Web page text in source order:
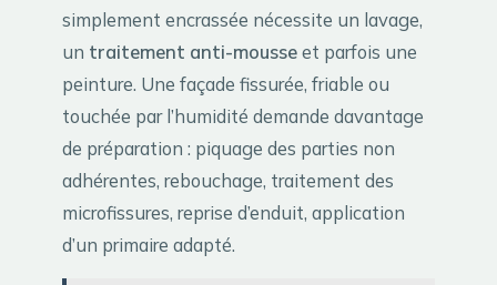
simplement encrassée nécessite un lavage,
un traitement anti-mousseet parfois une
peinture. Une façade fissurée, friable ou
touchée par l’humidité demande davantage
de préparation : piquage des parties non
adhérentes, rebouchage, traitement des
microfissures, reprise d’enduit, application
d’un primaire adapté.